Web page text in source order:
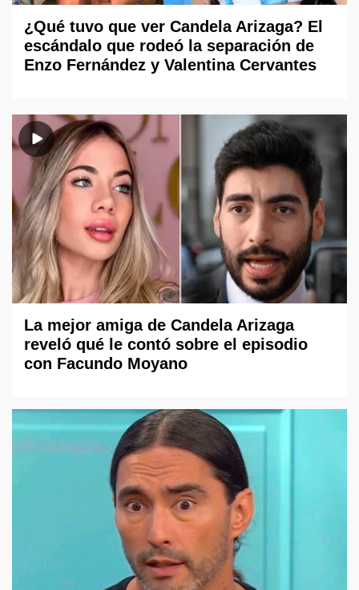
¿Qué tuvo que ver Candela Arizaga? El
escándalo que rodeó la separación de
Enzo Fernández y Valentina Cervantes
La mejor amiga de Candela Arizaga
reveló qué le contó sobre el episodio
con Facundo Moyano